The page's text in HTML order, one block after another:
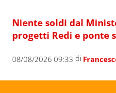
Niente soldi dal
progetti Redi e ponte
08/08/2026 09:33 di